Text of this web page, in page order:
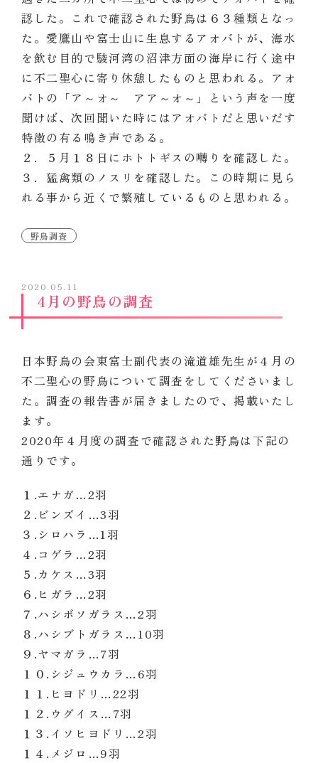
認した。これで確認された野鳥は６３種類となっ
た。愛鷹山や富士山に生息するアオバトが、海水
を飲む目的で駿河湾の沼津方面の海岸に行く途中
に不二聖心に寄り休憩したものと思われる。アオ
バトの「ア～オ～ アア～オ～」という声を一度
聞けば、次回聞いた時にはアオバトだと思いだす
特徴の有る鳴き声である。
２．５月１８日にホトトギスの囀りを確認した。
３．猛禽類のノスリを確認した。この時期に見ら
れる事から近くで繁殖しているものと思われる。
野鳥調査
2020.05.11
4月の野鳥の調査
日本野鳥の会東富士副代表の滝道雄先生が４月の
不二聖心の野鳥について調査をしてくださいまし
た。調査の報告書が届きましたので、掲載いたし
ます。
2020年４月度の調査で確認された野鳥は下記の
通りです。
１.エナガ…2羽
２.ビンズイ…3羽
３.シロハラ…1羽
４.コゲラ…2羽
５.カケス…3羽
６.ヒガラ…2羽
７.ハシボソガラス…2羽
８.ハシブトガラス…10羽
９.ヤマガラ…7羽
１０.シジュウカラ… 6羽
１１.ヒヨドリ…22羽
１２.ウグイス…7羽
１３.イソヒヨドリ…2羽
１４.メジロ…9羽